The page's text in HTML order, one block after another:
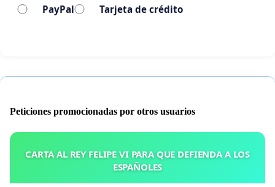
en la seguridad de nuestros hijos.
PayPal Tarjeta de crédito
Peticiones promocionadas por otros usuarios
CARTA AL REY FELIPE VI PARA QUE DEFIENDA A LOS
ESPAÑOLES